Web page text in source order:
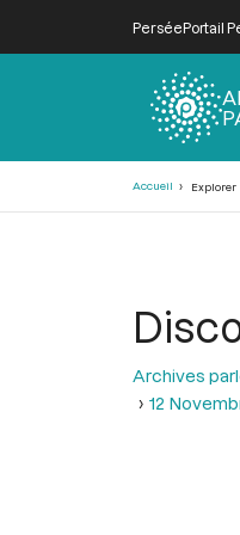
PerséePortail
Accueil Explorer
Archives
12